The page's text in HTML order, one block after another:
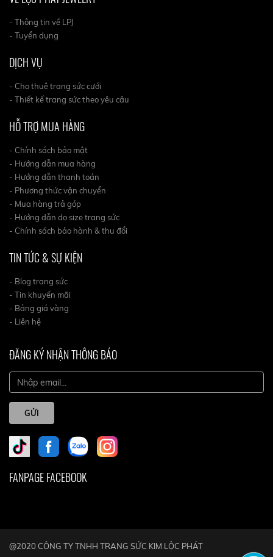
- Thông tin về LPJ
- Tuyển dụng
DỊCH VỤ
- Cho thuê trang sức cưới
- Thiết kế trang sức theo yêu cầu
HỖ TRỢ MUA HÀNG
- Chính sách bảo mật
- Hướng dẫn mua hàng
- Hướng dẫn thanh toán
- Phương thức vận chuyển
- Mua hàng trả góp
- Hướng dẫn do size trang sức
- Chính sách bảo hành & thu đổi
TIN TỨC & SỰ KIỆN
- Blog trang sức
- Tin khuyến mãi
- Bảng giá vàng
- Liên hệ
ĐĂNG KÝ NHẬN THÔNG BÁO
GỬI
FANPAGE FACEBOOK
@2020 CÔNG TY TNHH TRANG SỨC KIM LỘC PHÁT